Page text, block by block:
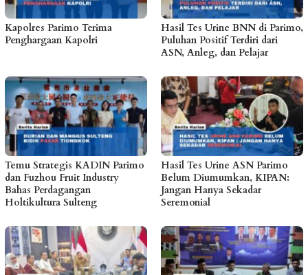
Kapolres Parimo Terima
Penghargaan Kapolri
Hasil Tes Urine BNN di Parimo,
Puluhan Positif Terdiri dari
ASN, Anleg, dan Pelajar
Temu Strategis KADIN Parimo
dan Fuzhou Fruit Industry
Bahas Perdagangan
Holtikultura Sulteng
Hasil Tes Urine ASN Parimo
Belum Diumumkan, KIPAN:
Jangan Hanya Sekadar
Seremonial